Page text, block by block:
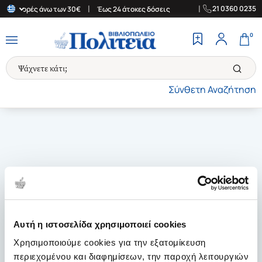
Αυτή η ιστοσελίδα χρησιμοποιεί cookies
Χρησιμοποιούμε cookies για την εξατομίκευση
περιεχομένου και διαφημίσεων, την παροχή λειτουργιών
αγορές άνω των 30€ Έως 24 άτοκες δόσεις Δωρεάν
21 0360 0235
Σύνθετη Αναζήτηση
0